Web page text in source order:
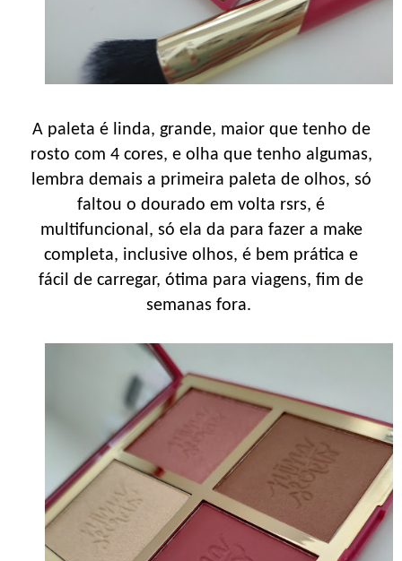
A paleta é linda, grande, maior que tenho de
rosto com 4 cores, e olha que tenho algumas,
lembra demais a primeira paleta de olhos, só
faltou o dourado em volta rsrs, é
multifuncional, só ela da para fazer a make
completa, inclusive olhos, é bem prática e
fácil de carregar, ótima para viagens, fim de
semanas fora.